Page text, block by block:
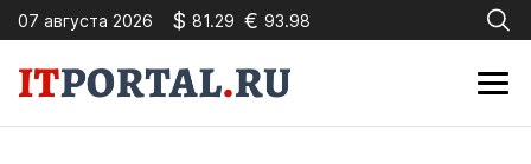
07 августа 2026 $ 81.29 € 93.98